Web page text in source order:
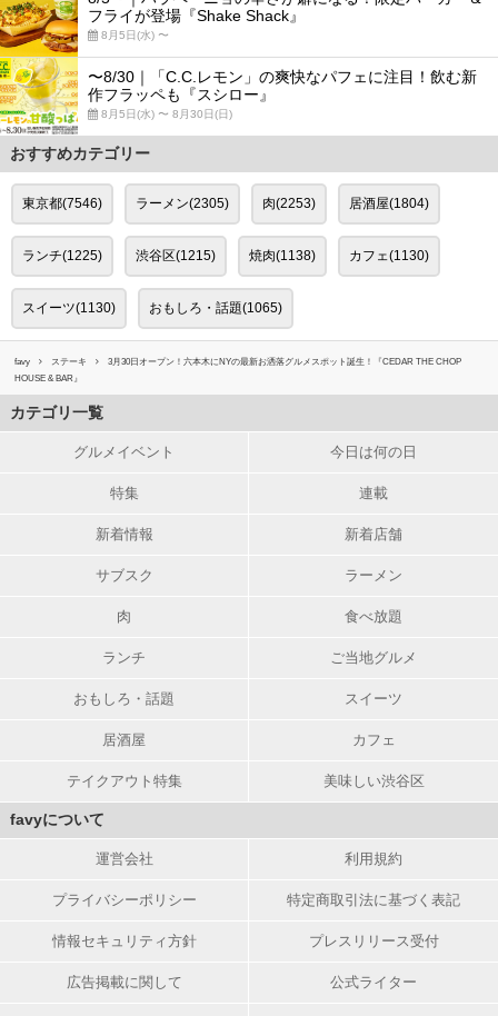
フライが登場『Shake Shack』
8月5日(水) 〜
〜8/30｜「C.C.レモン」の爽快なパフェに注目！飲む新
作フラッペも『スシロー』
8月5日(水) 〜 8月30日(日)
おすすめカテゴリー
東京都(7546) ラーメン(2305) 肉(2253) 居酒屋(1804)
ランチ(1225) 渋谷区(1215) 焼肉(1138) カフェ(1130)
スイーツ(1130) おもしろ・話題(1065)
favy ステーキ
3月30日オープン！六本木にNYの最新お洒落グルメスポット誕生！『CEDAR THE CHOP
HOUSE & BAR』
カテゴリ一覧
グルメイベント 今日は何の日
特集 連載
新着情報 新着店舗
サブスク ラーメン
肉 食べ放題
ランチ ご当地グルメ
おもしろ・話題 スイーツ
居酒屋 カフェ
テイクアウト特集 美味しい渋谷区
favyについて
運営会社 利用規約
プライバシーポリシー 特定商取引法に基づく表記
情報セキュリティ方針 プレスリリース受付
広告掲載に関して 公式ライター